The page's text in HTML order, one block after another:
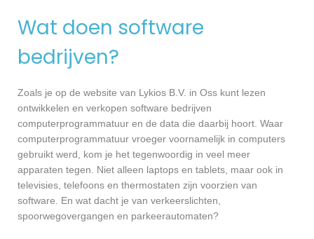
Wat doen software
bedrijven?
Zoals je op de website van Lykios B.V. in Oss kunt lezen
ontwikkelen en verkopen software bedrijven
computerprogrammatuur en de data die daarbij hoort. Waar
computerprogrammatuur vroeger voornamelijk in computers
gebruikt werd, kom je het tegenwoordig in veel meer
apparaten tegen. Niet alleen laptops en tablets, maar ook in
televisies, telefoons en thermostaten zijn voorzien van
software. En wat dacht je van verkeerslichten,
spoorwegovergangen en parkeerautomaten?